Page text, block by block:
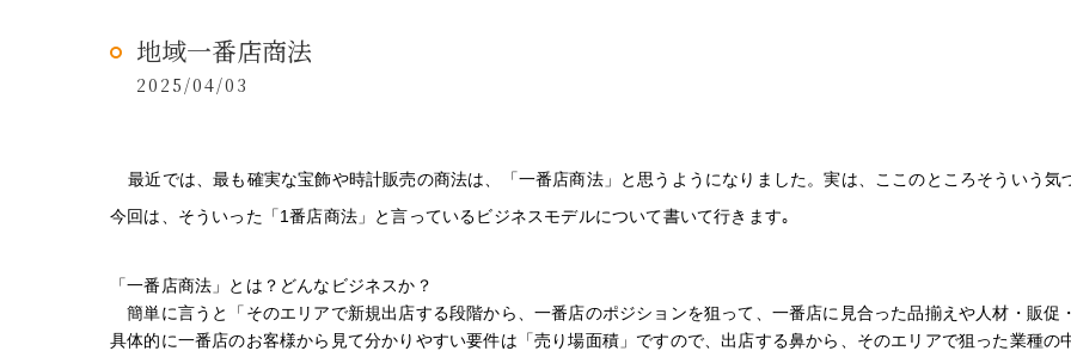
地域一番店商法
2025/04/03
最近では、最も確実な宝飾や時計販売の商法は、「一番店商法」と思うようになりました。実は、ここのところそういう気
今回は、そういった「1番店商法」と言っているビジネスモデルについて書いて行きます｡
「一番店商法」とは？どんなビジネスか？
簡単に言うと「そのエリアで新規出店する段階から、一番店のポジションを狙って、一番店に見合った品揃えや人材・販促
具体的に一番店のお客様から見て分かりやすい要件は「売り場面積」ですので、出店する鼻から、そのエリアで狙った業種の